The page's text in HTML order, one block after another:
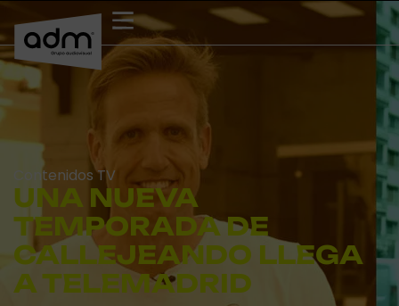
al
contenido
UNA NUEVA
TEMPORADA DE
CALLEJEANDO LLEGA
A TELEMADRID
Contenidos TV